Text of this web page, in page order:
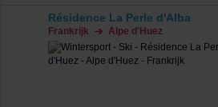
Résidence La Perle d'Alba
Frankrijk Alpe d'Huez